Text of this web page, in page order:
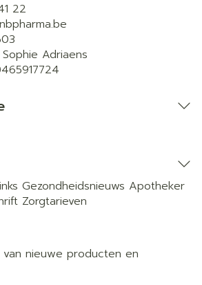
22
nbpharma.be
Sophie Adriaens
Gezondheidsnieuws Apotheker
Zorgtarieven
nieuwe producten en